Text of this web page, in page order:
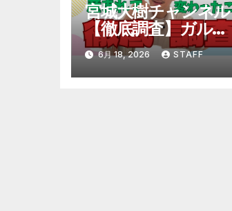
宮城大樹チャンネル
【徹底調査】ガルガ
ル期って知って
る！？
6月 18, 2026 STAFF